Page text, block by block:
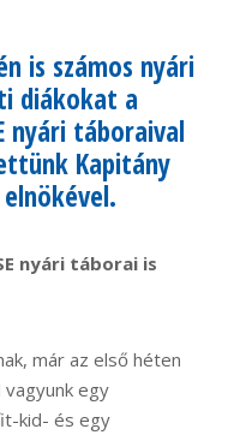
is számos nyári
diákokat a
nyári táboraival
Kapitány
elnökével.
nyári táborai is
már az első héten
egy
kid- és egy